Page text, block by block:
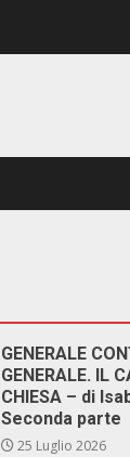
GENERALE
GENERALE. IL
CHIESA – di
Seconda parte
25 Luglio 2026